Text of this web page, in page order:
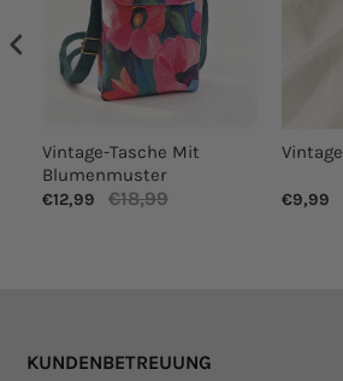
Vintage-Tasche Mit
Blumenmuster
€12,99 €18,99 €9,99
KUNDENBETREUUNG